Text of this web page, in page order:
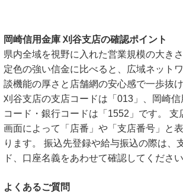
岡崎信用金庫 刈谷支店の確認ポイント
県内全域を視野に入れた営業規模の大き
定色の強い信金に比べると、広域ネット
談機能の厚さと店舗網の安心感で一歩抜け
刈谷支店の支店コードは「013」、岡崎
コード・銀行コードは「1552」です。 支
画面によって「店番」や「支店番号」と
ります。 振込先登録や給与振込の際は、
ド、口座名義をあわせて確認してください
よくあるご質問